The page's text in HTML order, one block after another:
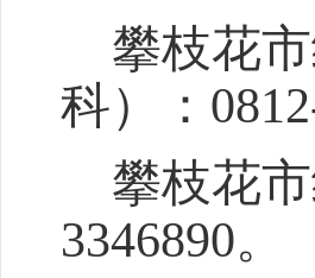
攀枝花
科）：
攀枝花
3346890。